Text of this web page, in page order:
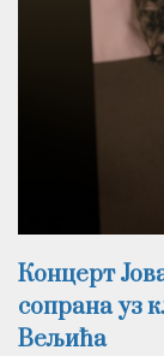
Концерт
сопрана уз
Вељића